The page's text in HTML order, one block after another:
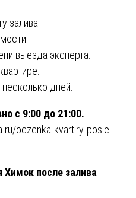
залива.
выезда эксперта.
дней.
с 9:00 до 21:00.
oczenka-kvartiry-posle-
после залива